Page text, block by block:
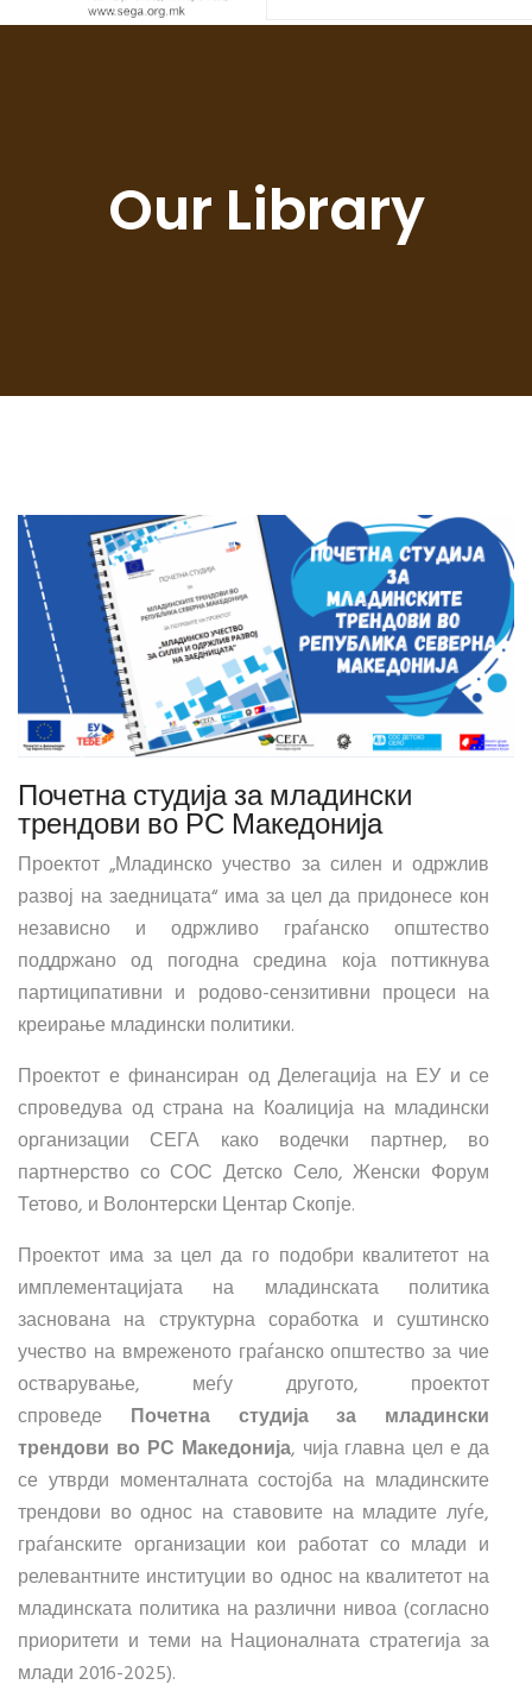
Our Library
Почетна студија за младински
трендови во РС Македонија
Проектот „Младинско учество за силен и одржлив
развој на заедницата“ има за цел да придонесе кон
независно и одржливо граѓанско општество
поддржано од погодна средина која поттикнува
партиципативни и родово-сензитивни процеси на
креирање младински политики.
Проектот е финансиран од Делегација на ЕУ и се
спроведува од страна на Коалиција на младински
организации СЕГА како водечки партнер, во
партнерство со СОС Детско Село, Женски Форум
Тетово, и Волонтерски Центар Скопје.
Проектот има за цел да го подобри квалитетот на
имплементацијата на младинската политика
заснована на структурна соработка и суштинско
учество на вмреженото граѓанско општество за чие
остварување, меѓу другото, проектот
спроведе Почетна студија за младински
трендови во РС Македонија, чија главна цел е да
се утврди моменталната состојба на младинските
трендови во однос на ставовите на младите луѓе,
граѓанските организации кои работат со млади и
релевантните институции во однос на квалитетот на
младинската политика на различни нивоа (согласно
приоритети и теми на Националната стратегија за
млади 2016-2025).